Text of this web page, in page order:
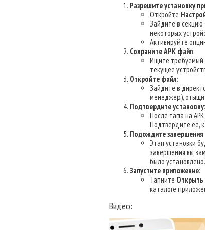
Разрешите установку
Откройте
Зайдите в секцию
некоторых
Активируйте
Сохраните APK файл:
Ищите требуемый
текущее
Откройте файл:
Зайдите в
менеджер),
Подтвердите установку:
После тапа на
Подтвердите её,
Подождите завершения
Этап установки
завершения вы
было установлено.
Запустите приложение:
Тапните Открыть
каталоге
Видео: